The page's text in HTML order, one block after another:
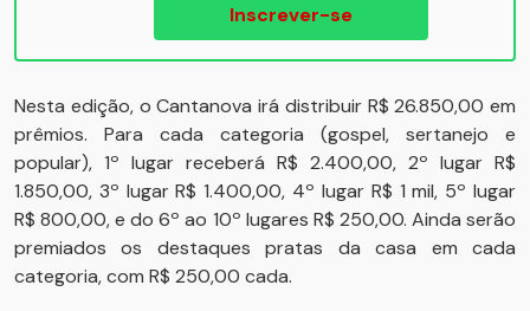
Inscrever-se
Nesta edição, o Cantanova irá distribuir R$ 26.850,00 em
prêmios. Para cada categoria (gospel, sertanejo e
popular), 1º lugar receberá R$ 2.400,00, 2º lugar R$
1.850,00, 3º lugar R$ 1.400,00, 4º lugar R$ 1 mil, 5º lugar
R$ 800,00, e do 6º ao 10º lugares R$ 250,00. Ainda serão
premiados os destaques pratas da casa em cada
categoria, com R$ 250,00 cada.